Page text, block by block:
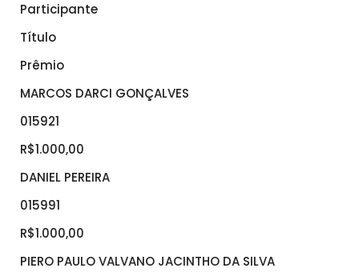
Participante
Título
Prêmio
MARCOS DARCI GONÇALVES
015921
R$1.000,00
DANIEL PEREIRA
015991
R$1.000,00
PIERO PAULO VALVANO JACINTHO DA SILVA